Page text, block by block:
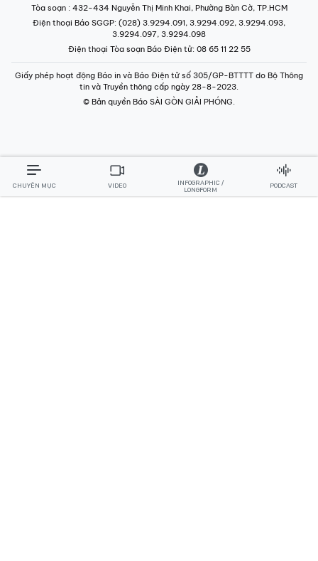
Tòa soạn : 432-434 Nguyễn Thị Minh Khai, Phường Bàn Cờ, TP.HCM
Điện thoại Báo SGGP: (028) 3.9294.091, 3.9294.092, 3.9294.093,
3.9294.097, 3.9294.098
Điện thoại Tòa soạn Báo Điện tử: 08 65 11 22 55
Giấy phép hoạt động Báo in và Báo Điện tử số 305/GP-BTTTT do Bộ Thông
tin và Truyền thông cấp ngày 28-8-2023.
© Bản quyền Báo SÀI GÒN GIẢI PHÓNG.
CHUYÊN MỤC VIDEO
INFOGRAPHIC /
LONGFORM
PODCAST